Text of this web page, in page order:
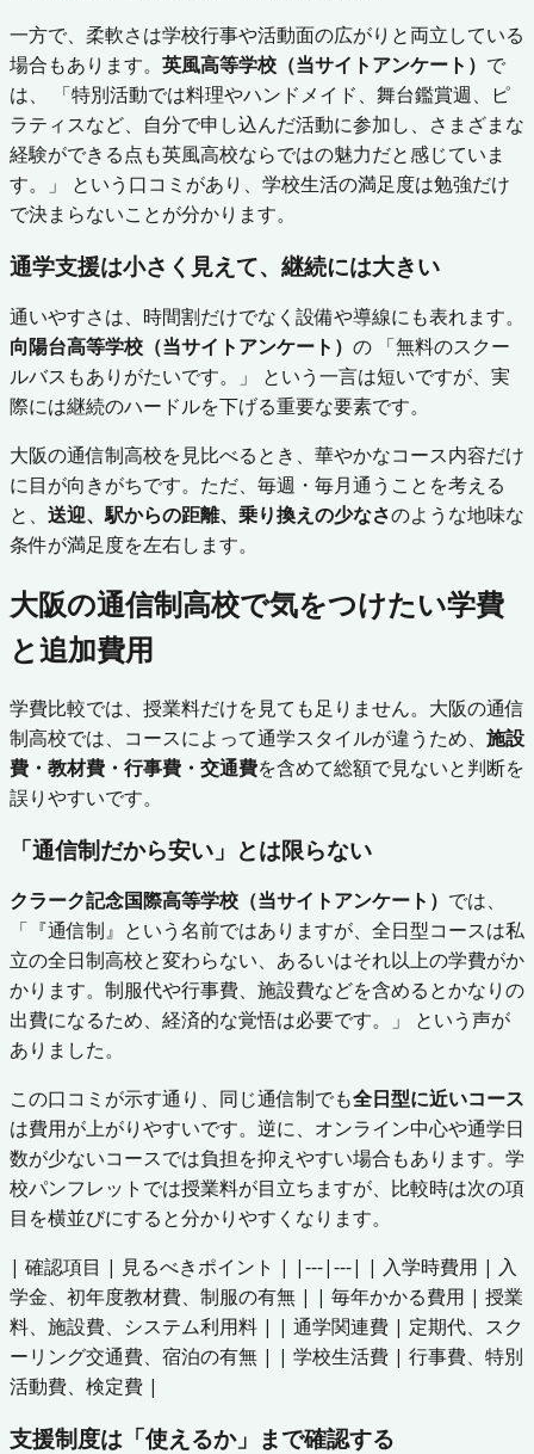
一方で、柔軟さは学校行事や活動面の広がりと両立している
場合もあります。 英風高等学校（当サイトアンケート） で
は、 「特別活動では料理やハンドメイド、舞台鑑賞週、ピ
ラティスなど、自分で申し込んだ活動に参加し、さまざまな
経験ができる点も英風高校ならではの魅力だと感じていま
す。」 という口コミがあり、学校生活の満足度は勉強だけ
で決まらないことが分かります。
通学支援は小さく見えて、継続には大きい
通いやすさは、時間割だけでなく設備や導線にも表れます。
向陽台高等学校（当サイトアンケート） の 「無料のスクー
ルバスもありがたいです。」 という一言は短いですが、実
際には継続のハードルを下げる重要な要素です。
大阪の通信制高校を見比べるとき、華やかなコース内容だけ
に目が向きがちです。ただ、毎週・毎月通うことを考える
と、 送迎、駅からの距離、乗り換えの少なさのような地味な
条件が満足度を左右します。
大阪の通信制高校で気をつけたい学費
と追加費用
学費比較では、授業料だけを見ても足りません。大阪の通信
制高校では、コースによって通学スタイルが違うため、 施設
費・教材費・行事費・交通費を含めて総額で見ないと判断を
誤りやすいです。
「通信制だから安い」とは限らない
クラーク記念国際高等学校（当サイトアンケート） では、
「『通信制』という名前ではありますが、全日型コースは私
立の全日制高校と変わらない、あるいはそれ以上の学費がか
かります。制服代や行事費、施設費などを含めるとかなりの
出費になるため、経済的な覚悟は必要です。」 という声が
ありました。
この口コミが示す通り、同じ通信制でも全日型に近いコース
は費用が上がりやすいです。逆に、オンライン中心や通学日
数が少ないコースでは負担を抑えやすい場合もあります。学
校パンフレットでは授業料が目立ちますが、比較時は次の項
目を横並びにすると分かりやすくなります。
| 確認項目 | 見るべきポイント | |---|---| | 入学時費用 | 入
学金、初年度教材費、制服の有無 | | 毎年かかる費用 | 授業
料、施設費、システム利用料 | | 通学関連費 | 定期代、スク
ーリング交通費、宿泊の有無 | | 学校生活費 | 行事費、特別
活動費、検定費 |
支援制度は「使えるか」まで確認する